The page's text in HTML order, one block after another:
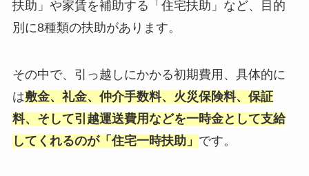
扶助」や家賃を補助する「住宅扶助」など、目的
別に8種類の扶助があります。
その中で、引っ越しにかかる初期費用、具体的に
は敷金、礼金、仲介手数料、火災保険料、保証
料、そして引越運送費用などを一時金として支給
してくれるのが「住宅一時扶助」 です。